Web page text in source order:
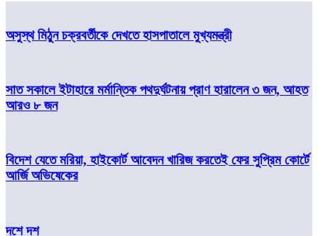
অসুস্থ মিঠুন চক্রবর্তীকে দেখতে হাসপাতালে মুখ্যমন্ত্রী
সাত সকালে ইটাহারে মর্মান্তিক পথদুর্ঘটনায় প্রাণ হারালেন ৩ জন, আহত
আরও ৮ জন
বিদেশ যেতে মরিয়া, হাইকোর্ট আবেদন খারিজ করতেই ফের সুপ্রিম কোর্টে
আর্জি অভিষেকের
দশে দশ